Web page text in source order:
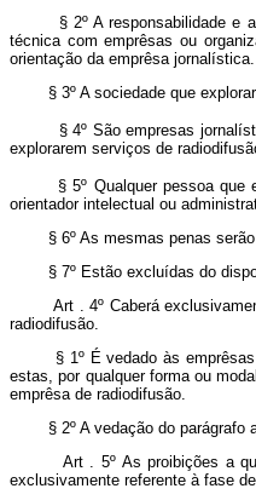
§ 2º A responsabilidade e a
técnica com emprêsas ou
orientação da emprêsa jornalística.
§ 3º A sociedade que explorar
§ 4º São empresas
explorarem serviços de
§ 5º Qualquer pessoa que
orientador intelectual ou
§ 6º As mesmas penas serão
§ 7º Estão excluídas do
Art . 4º Caberá exclusivamente
radiodifusão.
§ 1º É vedado às emprêsas de
estas, por qualquer forma ou
emprêsa de radiodifusão.
§ 2º A vedação do parágrafo
Art . 5º As proibições a que
exclusivamente referente à fase